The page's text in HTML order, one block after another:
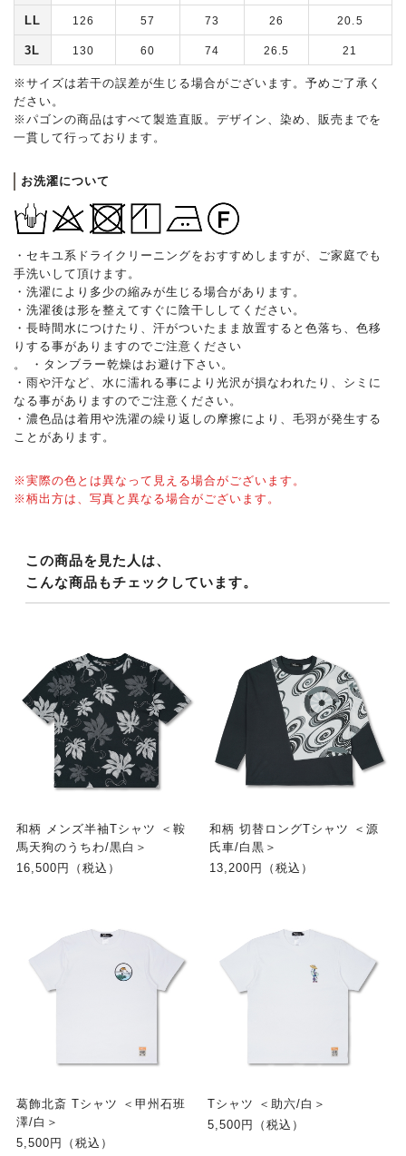
LL 126 57 73 26 20.5
3L 130 60 74 26.5 21
※サイズは若干の誤差が生じる場合がございます。予めご了承く
ださい。
※パゴンの商品はすべて製造直販。デザイン、染め、販売までを
一貫して行っております。
お洗濯について
・セキユ系ドライクリーニングをおすすめしますが、ご家庭でも
手洗いして頂けます。
・洗濯により多少の縮みが生じる場合があります。
・洗濯後は形を整えてすぐに陰干ししてください。
・長時間水につけたり、汗がついたまま放置すると色落ち、色移
りする事がありますのでご注意ください
。 ・タンブラー乾燥はお避け下さい。
・雨や汗など、水に濡れる事により光沢が損なわれたり、シミに
なる事がありますのでご注意ください。
・濃色品は着用や洗濯の繰り返しの摩擦により、毛羽が発生する
ことがあります。
※実際の色とは異なって見える場合がございます。
※柄出方は、写真と異なる場合がございます。
この商品を見た人は、
こんな商品もチェックしています。
和柄 メンズ半袖Tシャツ ＜鞍
馬天狗のうちわ/黒白＞
16,500円（税込）
和柄 切替ロングTシャツ ＜源
氏車/白黒＞
13,200円（税込）
葛飾北斎 Tシャツ ＜甲州石班
澤/白＞
5,500円（税込）
Tシャツ ＜助六/白＞
5,500円（税込）